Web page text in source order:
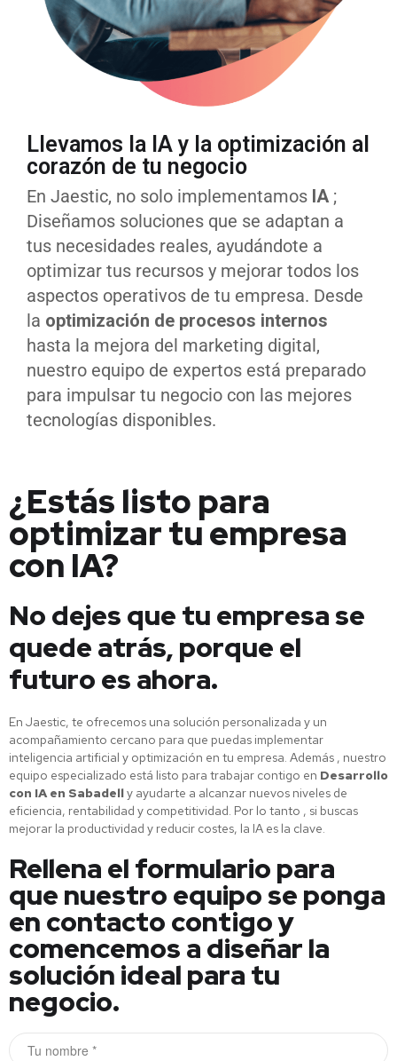
Llevamos la IA y la optimización al
corazón de tu negocio
En Jaestic, no solo implementamos IA ;
Diseñamos soluciones que se adaptan a
tus necesidades reales, ayudándote a
optimizar tus recursos y mejorar todos los
aspectos operativos de tu empresa. Desde
la optimización de procesos internos
hasta la mejora del marketing digital,
nuestro equipo de expertos está preparado
para impulsar tu negocio con las mejores
tecnologías disponibles.
¿Estás listo para
optimizar tu empresa
con IA?
No dejes que tu empresa se
quede atrás, porque el
futuro es ahora.
En Jaestic, te ofrecemos una solución personalizada y un
acompañamiento cercano para que puedas implementar
inteligencia artificial y optimización en tu empresa. Además , nuestro
equipo especializado está listo para trabajar contigo en Desarrollo
con IA en Sabadelly ayudarte a alcanzar nuevos niveles de
eficiencia, rentabilidad y competitividad. Por lo tanto , si buscas
mejorar la productividad y reducir costes, la IA es la clave.
Rellena el formulario para
que nuestro equipo se ponga
en contacto contigo y
comencemos a diseñar la
solución ideal para tu
negocio.